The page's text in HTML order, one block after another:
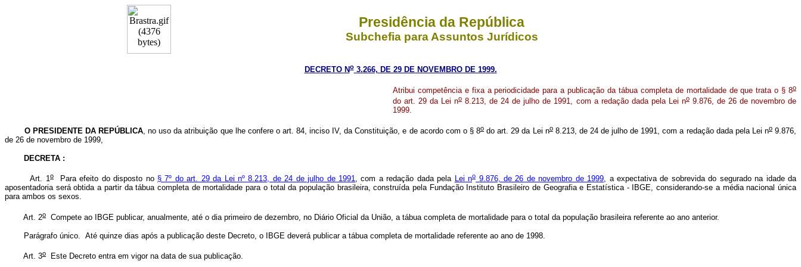
Presidência da República
Subchefia para Assuntos Jurídicos
DECRETO No3.266, DE 29 DE NOVEMBRO DE 1999.
Atribui competência e fixa a periodicidade para a publicação da tábua completa de mortalidade de que trata o § 8o
do art. 29 da Lei no8.213, de 24 de julho de 1991, com a redação dada pela Lei no9.876, de 26 de novembro de
1999.
O PRESIDENTE DA REPÚBLICA , no uso da atribuição que lhe confere o art. 84, inciso IV, da Constituição, e de acordo com o § 8o do art. 29 da Lei no8.213, de 24 de julho de 1991, com a redação dada pela Lei no9.876,
de 26 de novembro de 1999,
DECRETA :
Art. 1oPara efeito do disposto no § 7º do art. 29 da Lei nº 8.213, de 24 de julho de 1991, com a redação dada pela Lei no9.876, de 26 de novembro de 1999, a expectativa de sobrevida do segurado na idade da
aposentadoria será obtida a partir da tábua completa de mortalidade para o total da população brasileira, construída pela Fundação Instituto Brasileiro de Geografia e Estatística - IBGE, considerando-se a média nacional única
para ambos os sexos.
Art. 2o Compete ao IBGE publicar, anualmente, até o dia primeiro de dezembro, no Diário Oficial da União, a tábua completa de mortalidade para o total da população brasileira referente ao ano anterior.
Parágrafo único. Até quinze dias após a publicação deste Decreto, o IBGE deverá publicar a tábua completa de mortalidade referente ao ano de 1998.
Art. 3o Este Decreto entra em vigor na data de sua publicação.